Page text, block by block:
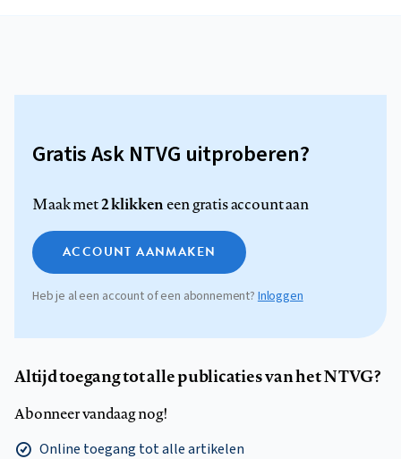
Gratis Ask NTVG uitproberen?
Maak met2 klikkeneen gratis account aan
ACCOUNT AANMAKEN
Heb je al een account of een abonnement?Inloggen
Altijd toegang tot alle publicaties van het NTVG?
Abonneer vandaag nog!
Online toegang tot alle artikelen